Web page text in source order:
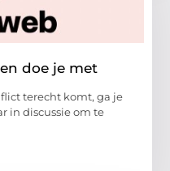
doe je met
terecht komt, ga je
in discussie om te